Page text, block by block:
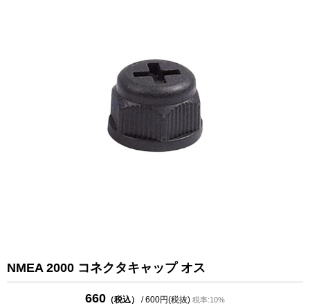
NMEA 2000 コネクタキャップ オス
660 （税込） / 600円(税抜) 税率:10%